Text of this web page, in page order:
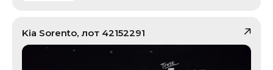
Kia Sorento, лот 42152291